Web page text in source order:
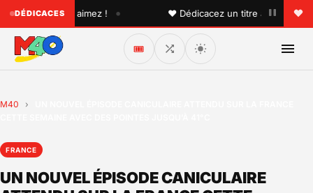
DÉDICACES
que vous aimez ! • ♥ Dédicacez un titre à vos
🎟️
M40 ›
FRANCE
UN NOUVEL ÉPISODE CANICULAIRE